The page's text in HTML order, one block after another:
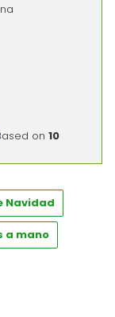
on10
Navidad
a mano